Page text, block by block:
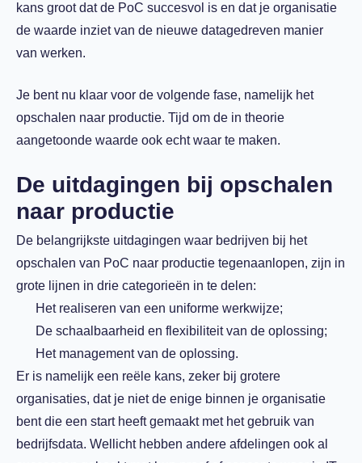
kans groot dat de PoC succesvol is en dat je organisatie
de waarde inziet van de nieuwe datagedreven manier
van werken.
Je bent nu klaar voor de volgende fase, namelijk het
opschalen naar productie. Tijd om de in theorie
aangetoonde waarde ook echt waar te maken.
De uitdagingen bij opschalen
naar productie
De belangrijkste uitdagingen waar bedrijven bij het
opschalen van PoC naar productie tegenaanlopen, zijn in
grote lijnen in drie categorieën in te delen:
Het realiseren van een uniforme werkwijze;
De schaalbaarheid en flexibiliteit van de oplossing;
Het management van de oplossing.
Er is namelijk een reële kans, zeker bij grotere
organisaties, dat je niet de enige binnen je organisatie
bent die een start heeft gemaakt met het gebruik van
bedrijfsdata. Wellicht hebben andere afdelingen ook al